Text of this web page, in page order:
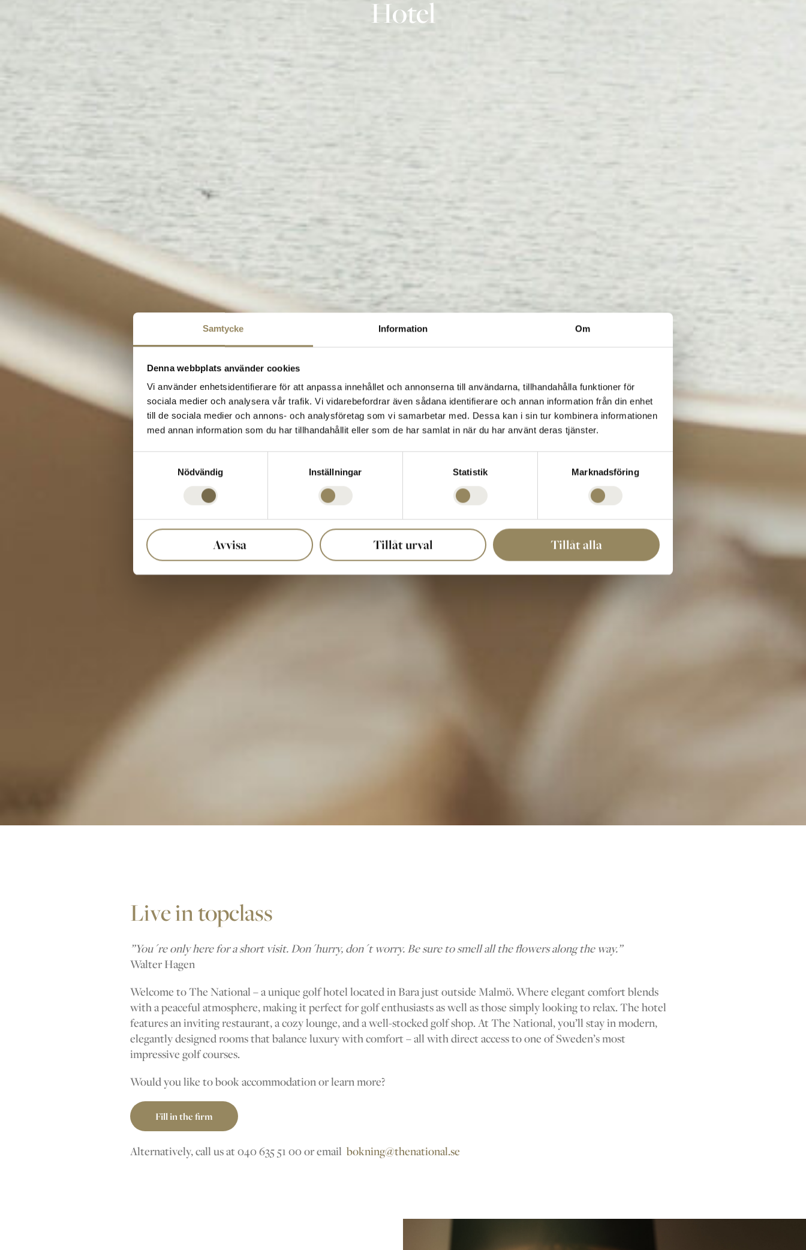
Samtycke Information Om
Denna webbplats använder cookies
Vi använder enhetsidentifierare för att anpassa innehållet och annonserna till användarna, tillhandahålla funktioner för
sociala medier och analysera vår trafik. Vi vidarebefordrar även sådana identifierare och annan information från din enhet
till de sociala medier och annons- och analysföretag som vi samarbetar med. Dessa kan i sin tur kombinera informationen
med annan information som du har tillhandahållit eller som de har samlat in när du har använt deras tjänster.
Nödvändig
Inställningar Statistik Marknadsföring
Avvisa Tillåt urval Tillåt alla
Hotel
Live in topclass
”You´re only here for a short visit. Don´hurry, don´t worry. Be sure to smell all the flowers along the way.”
Walter Hagen
Welcome to The National – a unique golf hotel located in Bara just outside Malmö. Where elegant comfort blends
with a peaceful atmosphere, making it perfect for golf enthusiasts as well as those simply looking to relax. The hotel
features an inviting restaurant, a cozy lounge, and a well-stocked golf shop. At The National, you’ll stay in modern,
elegantly designed rooms that balance luxury with comfort – all with direct access to one of Sweden’s most
impressive golf courses.
Would you like to book accommodation or learn more?
Fill in the firm
Alternatively, call us at 040 635 51 00 or email bokning@thenational.se